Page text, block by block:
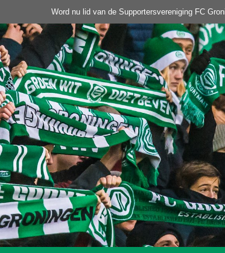
Word nu lid van de Supportersvereniging FC